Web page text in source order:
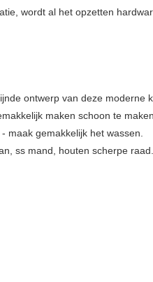
wordt al het opzetten
ontwerp van deze moderne
maken schoon te maken
maak gemakkelijk het wassen.
ss mand, houten scherpe raad.